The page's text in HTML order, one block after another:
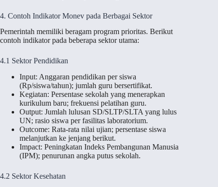
4. Contoh Indikator Monev pada Berbagai Sektor
Pemerintah memiliki beragam program prioritas. Berikut
contoh indikator pada beberapa sektor utama:
4.1 Sektor Pendidikan
Input: Anggaran pendidikan per siswa
(Rp/siswa/tahun); jumlah guru bersertifikat.
Kegiatan: Persentase sekolah yang menerapkan
kurikulum baru; frekuensi pelatihan guru.
Output: Jumlah lulusan SD/SLTP/SLTA yang lulus
UN; rasio siswa per fasilitas laboratorium.
Outcome: Rata-rata nilai ujian; persentase siswa
melanjutkan ke jenjang berikut.
Impact: Peningkatan Indeks Pembangunan Manusia
(IPM); penurunan angka putus sekolah.
4.2 Sektor Kesehatan